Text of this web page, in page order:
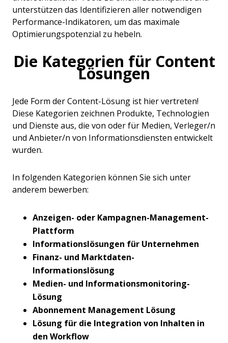
unterstützen das Identifizieren aller notwendigen
Performance-Indikatoren, um das maximale
Optimierungspotenzial zu hebeln.
Die Kategorien für Content
Lösungen
Jede Form der Content-Lösung ist hier vertreten!
Diese Kategorien zeichnen Produkte, Technologien
und Dienste aus, die von oder für Medien, Verleger/n
und Anbieter/n von Informationsdiensten entwickelt
wurden.
In folgenden Kategorien können Sie sich unter
anderem bewerben:
Anzeigen- oder Kampagnen-Management-
Plattform
Informationslösungen für Unternehmen
Finanz- und Marktdaten-
Informationslösung
Medien- und Informationsmonitoring-
Lösung
Abonnement Management Lösung
Lösung für die Integration von Inhalten in
den Workflow